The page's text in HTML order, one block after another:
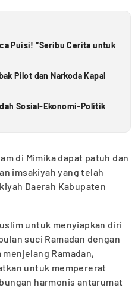
Puisi! “Seribu Cerita untuk
Pilot dan Narkoda Kapal
Sosial-Ekonomi-Politik
di Mimika dapat patuh dan
imsakiyah yang telah
Daerah Kabupaten
untuk menyiapkan diri
suci Ramadan dengan
Ramadan,
untuk mempererat
harmonis antarumat